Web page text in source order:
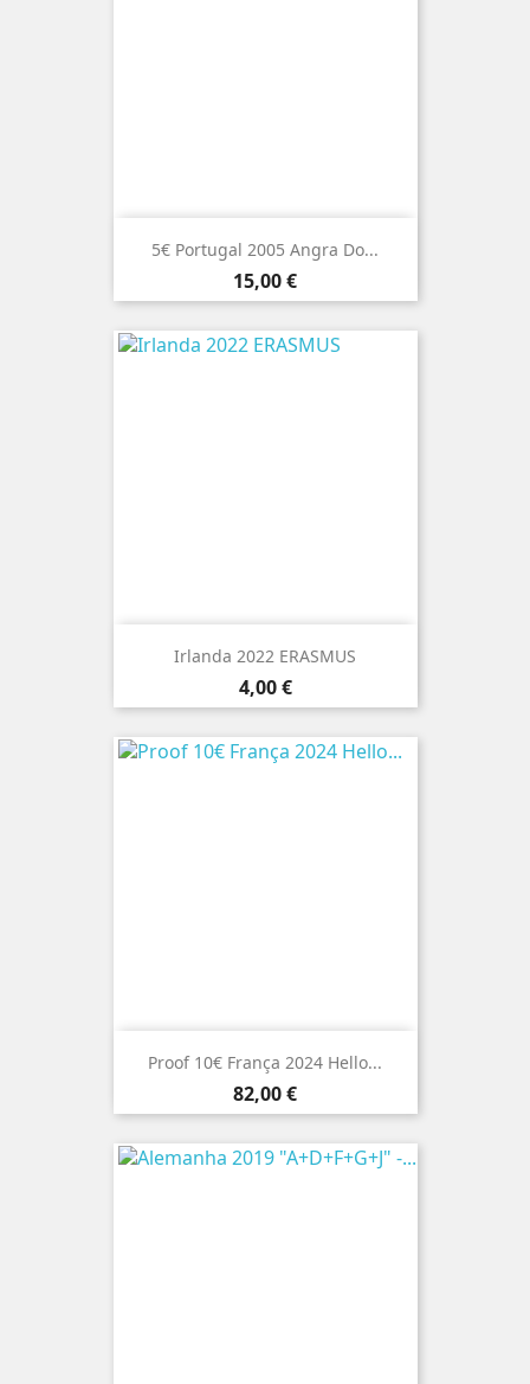
5€ Portugal 2005 Angra Do...
Preço
15,00 €
Irlanda 2022 ERASMUS
Preço
4,00 €
Proof 10€ França 2024 Hello...
Preço
82,00 €